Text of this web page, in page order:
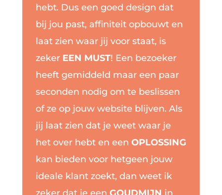
hebt. Dus een goed design dat
bij jou past, affiniteit opbouwt en
laat zien waar jij voor staat, is
zeker EEN MUST! Een bezoeker
heeft gemiddeld maar een paar
seconden nodig om te beslissen
of ze op jouw website blijven. Als
jij laat zien dat je weet waar je
het over hebt en een OPLOSSING
kan bieden voor hetgeen jouw
ideale klant zoekt, dan weet ik